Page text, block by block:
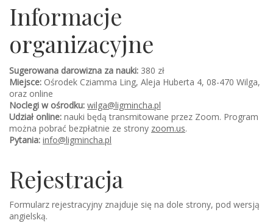
Informacje
organizacyjne
Sugerowana darowizna za nauki: 380 zł
Miejsce: Ośrodek Cziamma Ling, Aleja Huberta 4, 08-470 Wilga,
oraz online
Noclegi w ośrodku: wilga@ligmincha.pl
Udział online: nauki będą transmitowane przez Zoom. Program
można pobrać bezpłatnie ze strony zoom.us.
Pytania: info@ligmincha.pl
Rejestracja
Formularz rejestracyjny znajduje się na dole strony, pod wersją
angielską.